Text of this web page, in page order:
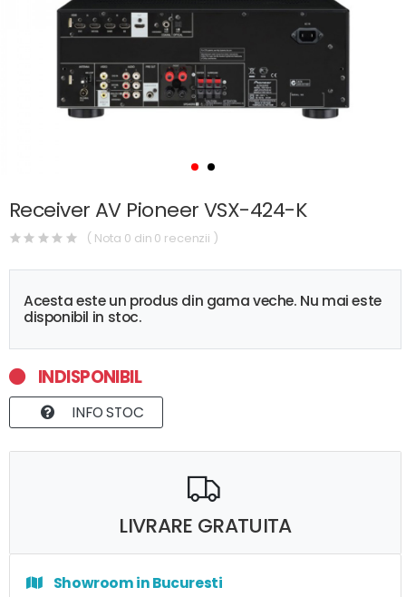
Receiver AV Pioneer VSX-424-K
( Nota 0 din 0 recenzii )
Acesta este un produs din gama veche. Nu mai este
disponibil in stoc.
INDISPONIBIL
INFO STOC
LIVRARE GRATUITA
Showroom in Bucuresti